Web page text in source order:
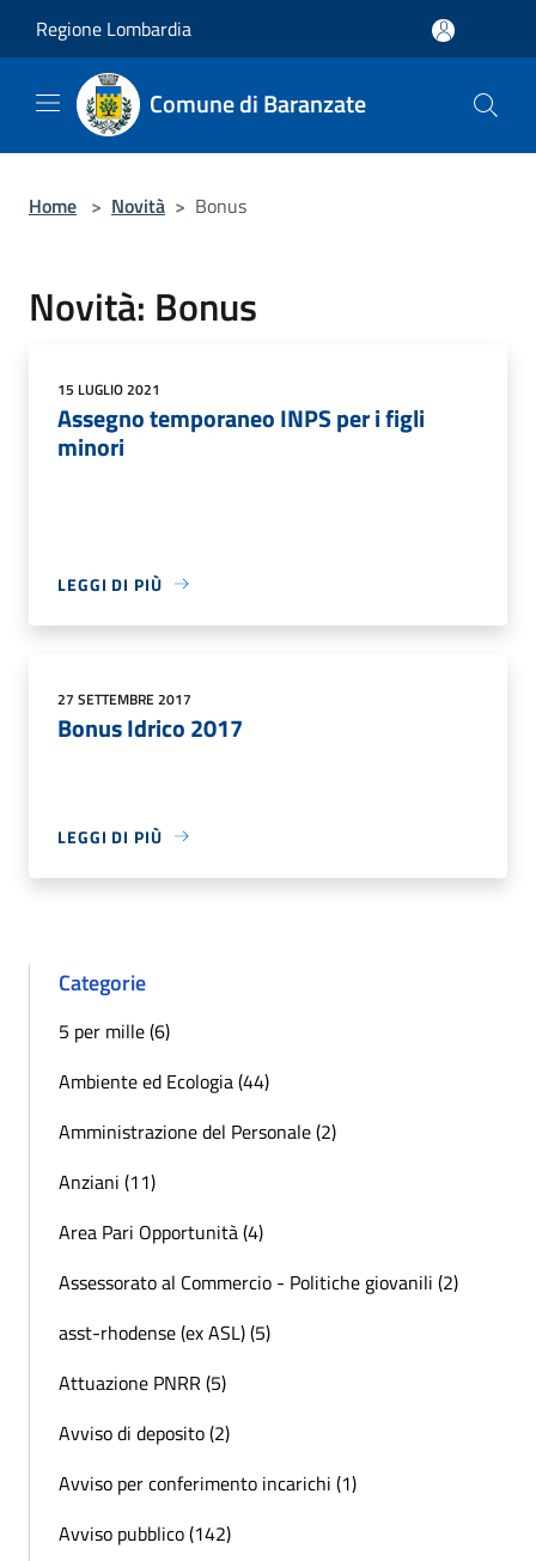
Regione Lombardia
Comune di Baranzate
Home > Novità > Bonus
Novità: Bonus
15 LUGLIO 2021
Assegno temporaneo INPS per i figli
minori
LEGGI DI PIÙ
27 SETTEMBRE 2017
Bonus Idrico 2017
LEGGI DI PIÙ
Categorie
5 per mille (6)
Ambiente ed Ecologia (44)
Amministrazione del Personale (2)
Anziani (11)
Area Pari Opportunità (4)
Assessorato al Commercio - Politiche giovanili (2)
asst-rhodense (ex ASL) (5)
Attuazione PNRR (5)
Avviso di deposito (2)
Avviso per conferimento incarichi (1)
Avviso pubblico (142)